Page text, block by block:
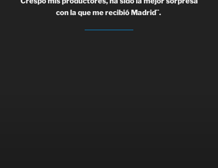
con la que me recibió Madrid¨.